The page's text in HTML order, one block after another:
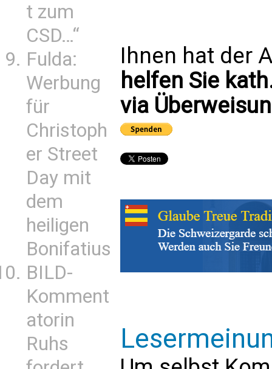
t zum
CSD…“
Fulda:
Werbung
für
Christoph
er Street
Day mit
dem
heiligen
Bonifatius
BILD-
Komment
atorin
Ruhs
Ihnen hat der
helfen Sie
via